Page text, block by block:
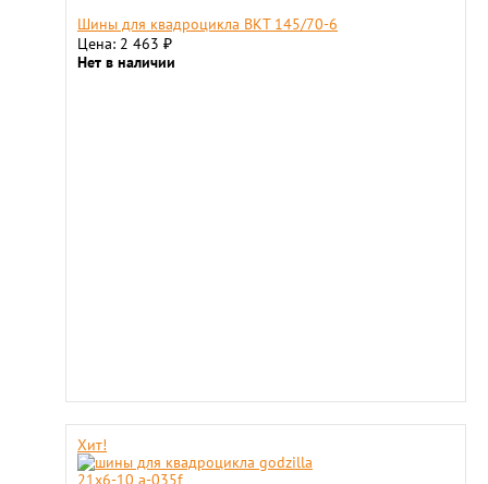
Шины для квадроцикла BKT 145/70-6
Цена: 2 463 ₽
Нет в наличии
Хит!